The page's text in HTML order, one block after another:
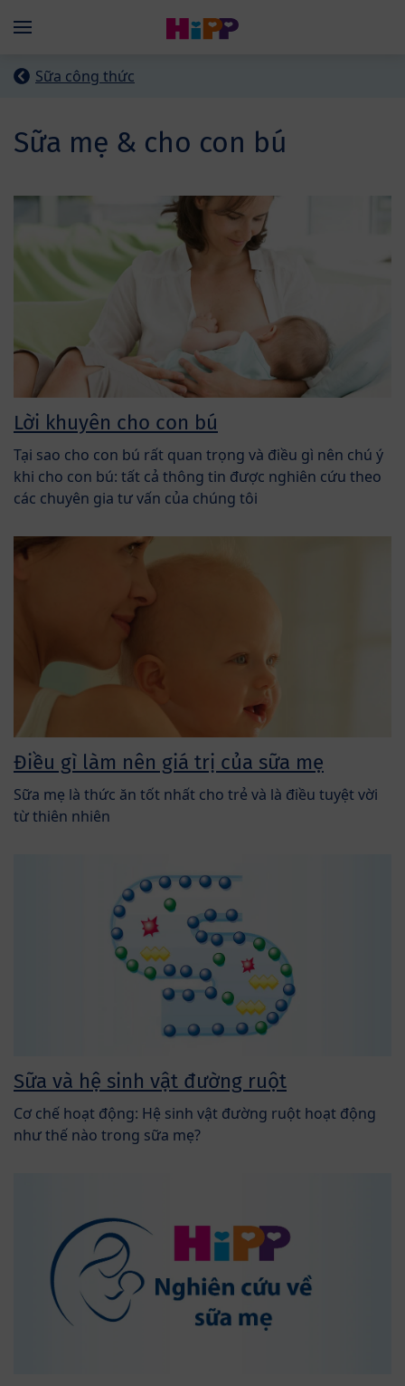
Menü
Sữa công thức
Sữa mẹ & cho con bú
Lời khuyên cho con bú
Tại sao cho con bú rất quan trọng và điều gì nên chú ý
khi cho con bú: tất cả thông tin được nghiên cứu theo
các chuyên gia tư vấn của chúng tôi
Điều gì làm nên giá trị của sữa mẹ
Sữa mẹ là thức ăn tốt nhất cho trẻ và là điều tuyệt vời
từ thiên nhiên
Sữa và hệ sinh vật đường ruột
Cơ chế hoạt động: Hệ sinh vật đường ruột hoạt động
như thế nào trong sữa mẹ?